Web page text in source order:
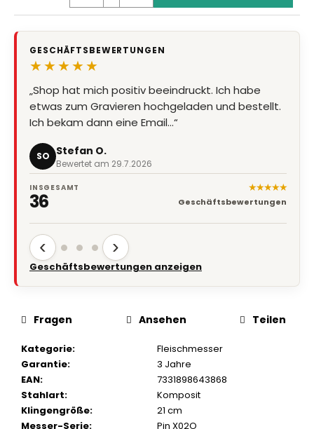
GESCHÄFTSBEWERTUNGEN
★★★★★
„Shop hat mich positiv beeindruckt. Ich habe
etwas zum Gravieren hochgeladen und bestellt.
Ich bekam dann eine Email…“
SO Stefan O.
Bewertet am 29.7.2026
„Super Qualität, Preis Leistung stimmt, Lieferung
super schnell“
Bewertet am 8.7.2026
INSGESAMT
36
★★★★★
Geschäftsbewertungen
‹ ›
Geschäftsbewertungen anzeigen
Garantie:
3 Jahre
EAN:
7331898643868
Stahlart
Komposit
Klingengröße
21 cm
Messer-Serie: Pin X02O